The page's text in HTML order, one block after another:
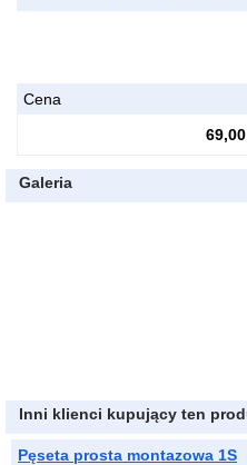
Cena
69,00
Galeria
Inni klienci kupujący ten
Pęseta prosta montazowa 1S